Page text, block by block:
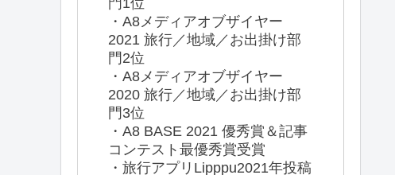
門1位
・A8メディアオブザイヤー
2021 旅行／地域／お出掛け部
門2位
・A8メディアオブザイヤー
2020 旅行／地域／お出掛け部
門3位
・A8 BASE 2021 優秀賞＆記事
コンテスト最優秀賞受賞
・旅行アプリLipppu2021年投稿